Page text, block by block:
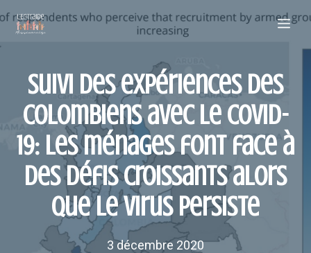
contenu
Suivi des expériences des
Colombiens avec le COVID-
19: les ménages font face à
des défis croissants alors
que le virus persiste
3 décembre 2020